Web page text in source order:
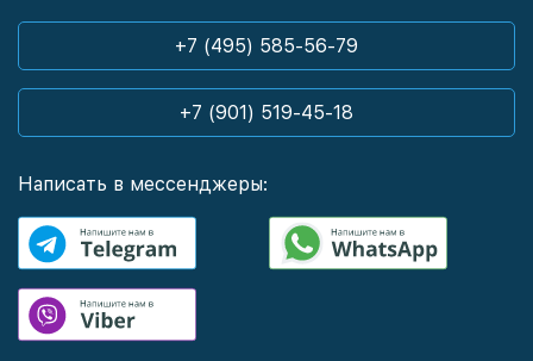
+7 (495) 585-56-79
+7 (901) 519-45-18
Написать в мессенджеры: